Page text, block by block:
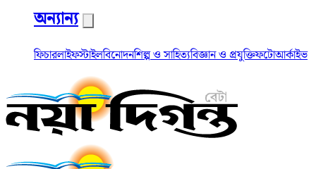
অন্যান্য
ফিচারলাইফস্টাইলবিনোদনশিল্প ও সাহিত্যবিজ্ঞান ও প্রযুক্তিফটোআর্কাইভ